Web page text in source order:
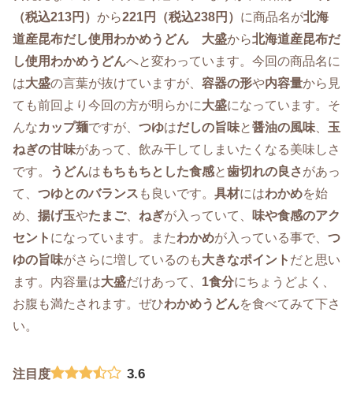
（税込213円） から221円（税込238円） に商品名が北海
道産昆布だし使用わかめうどん 大盛から北海道産昆布だ
し使用わかめうどんへと変わっています。今回の商品名に
は大盛の言葉が抜けていますが、 容器の形や内容量から見
ても前回より今回の方が明らかに大盛になっています。そ
んなカップ麺ですが、 つゆはだしの旨味と醤油の風味
玉
ねぎの甘味があって、飲み干してしまいたくなる美味しさ
です。
うどんは もちもちとした食感と歯切れの良さがあっ
て、 つゆとのバランス も良いです。 具材にはわかめを始
め、 揚げ玉やたまご、 ねぎが入っていて、
味や食感のアク
セント になっています。またわかめが入っている事で、 つ
ゆの旨味がさらに増しているのも大きなポイント だと思い
ます。内容量は大盛だけあって、 1食分にちょうどよく、
お腹も満たされます。ぜひわかめうどんを食べてみて下さ
い。
注目度 3.6